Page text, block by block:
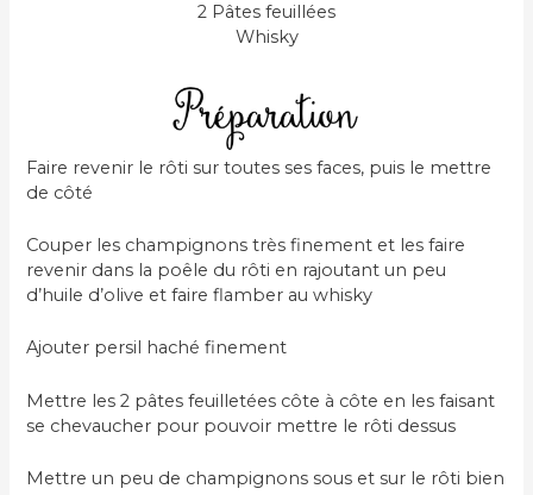
2 Pâtes feuillées
Whisky
Faire revenir le rôti sur toutes ses faces, puis le mettre
de côté
Couper les champignons très finement et les faire
revenir dans la poêle du rôti en rajoutant un peu
d’huile d’olive et faire flamber au whisky
Ajouter persil haché finement
Mettre les 2 pâtes feuilletées côte à côte en les faisant
se chevaucher pour pouvoir mettre le rôti dessus
Mettre un peu de champignons sous et sur le rôti bien